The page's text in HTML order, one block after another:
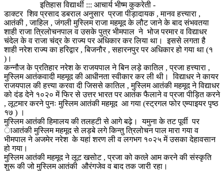
इतिहास विद्यार्थी ::: आचार्य भीष्म कुकरेती -
डाक्टर शिव प्रसाद डबराल अनुसार प्रजा पीड़ादायक , मानव हत्त्यारा ,
आतंकी , जाहिल , जंगली मुस्लिम राजा महमूद के लौट जाने के बाद संभवतया
शाही राजा त्रिलोचनपाल व उसके पुत्र भीमपाल ने भोज परमार व विद्याधर
चंदेल के व राजा चंद्र के राज्य पर अधिकार कर लिया था। इससे लगता है
शाही नरेश राज्य का हरिद्वार , बिजनौर , सहारनपुर पर अधिकार हो गया था (१
)।
कन्नौज के प्रतिहार नरेश के राजयपाल ने बिन लड़े कातिल , प्रजा हत्त्यारा ,
मुस्लिम आतंकवादी महमूद की आधीनता स्वीकार कर ली थी। विद्याधर ने कायर
राजयपाल की हत्त्या करवा दी जिससे कातिल , मुस्लिम आतंकी महमूद ने विद्याधर
को दंड देने १०२० में फिर से उत्तर भारत पर आतंक फैलाने व प्रजा पीड़ित करने
, लूटमार करने पुनः मुस्लिम आतंकी महमूद आ गया (स्ट्रगल फोर एम्पाइयर पृष्ठ
१७ ) ।
मुस्लिम आतंकी हिमालय की तलहटी से आगे बढ़े। यमुना के तट पूर्वी पर
ाआतंकी मुस्लिम महमूद से लड़बे लगे किन्तु त्रिलोचन पाल मारा गया व
भीमपाल ने अजमेर नरेश के यहां शरण ली व लगभग १०२५ में उसका देहावसान
हो गया।
मुस्लिम आतंकी महमूद ने लूट खसोट , प्रजा को कत्ले आम करने की संस्कृति
शुरू की जो मुस्लिम आतंकी औरंगजेव व बाद तक जारी रहा।